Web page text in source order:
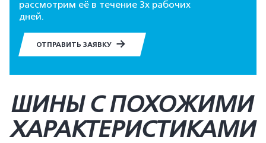
рассмотрим её в течение 3х рабочих
дней.
ОТПРАВИТЬ ЗАЯВКУ
ШИНЫ С ПОХОЖИМИ
ХАРАКТЕРИСТИКАМИ